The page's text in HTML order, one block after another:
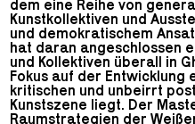
dem eine Reihe von
Kunstkollektiven und
und demokratischem
hat daran angeschlossen
und Kollektiven überall in
Fokus auf der Entwicklung
kritischen und unbeirrt
Kunstszene liegt. Der
Raumstrategien der